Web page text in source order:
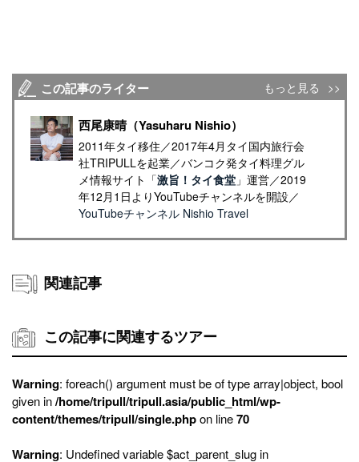
この記事のライター もっと見る
西尾康晴（Yasuharu Nishio）
2011年タイ移住／2017年4月タイ国内旅行会
社TRIPULLを起業／バンコク発タイ料理グル
メ情報サイト「激旨！タイ食堂」運営／2019
年12月1日よりYouTubeチャンネルを開設／
YouTubeチャンネル Nishio Travel
関連記事
この記事に関連するツアー
Warning: foreach() argument must be of type array|object, bool
given in/home/tripull/tripull.asia/public_html/wp-
content/themes/tripull/single.phpon line70
Warning: Undefined variable $act_parent_slug in